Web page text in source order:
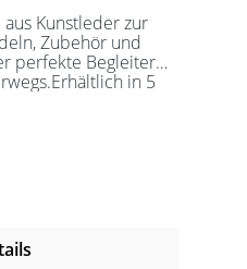
Kunstleder zur
Zubehör und
perfekte Begleiter
in 5